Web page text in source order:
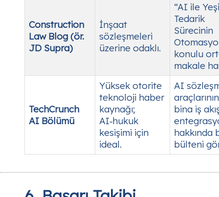
Construction
Law Blog (ör.
JD Supra)
İnşaat
sözleşmeleri
üzerine odaklı.
“AI ile
Tedarik
Sürecinin
konulu
makale
TechCrunch
AI Bölümü
Yüksek otorite
teknoloji haber
kaynağı;
AI‑hukuk
kesişimi için
ideal.
AI
bina iş
hakkında
bülteni